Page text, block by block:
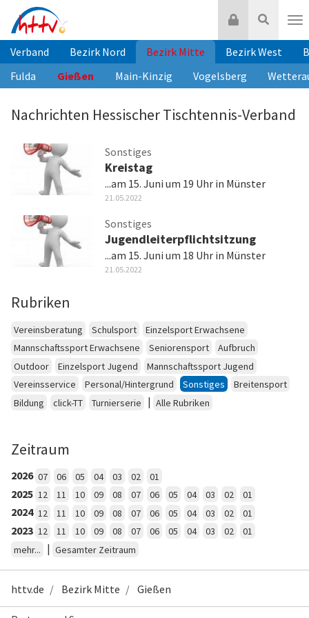
Inhalt
springen
Suche
Login
Verband Bezirk Nord Bezirk Mitte Bezirk West
Fulda
Gießen Main-Kinzig Vogelsberg
Nachrichten Hessischer Tischtennis-Verband
Sonstiges
Kreistag
...am 15. Juni um 19 Uhr in Münster
21.05.2022
Sonstiges
Jugendleiterpflichtsitzung
...am 15. Juni um 18 Uhr in Münster
21.05.2022
Rubriken
Vereinsberatung Schulsport
Einzelsport Erwachsene
Mannschaftssport Erwachsene
Seniorensport
Aufbruch
Outdoor
Einzelsport Jugend
Mannschaftssport Jugend
Vereinsservice
Personal/Hintergrund Sonstiges
Breitensport
Bildung
click-TT Turnierserie | Alle Rubriken
Zeitraum
2026 07 06 05 04 03 02 01
2025 12 11 10 09 08 07 06 05 04 03 02 01
2024 12 11 10 09 08 07 06 05 04 03 02 01
2023 12 11 10 09 08 07 06 05 04 03 02
01
mehr...
| Gesamter Zeitraum
httv.de Bezirk Mitte Gießen